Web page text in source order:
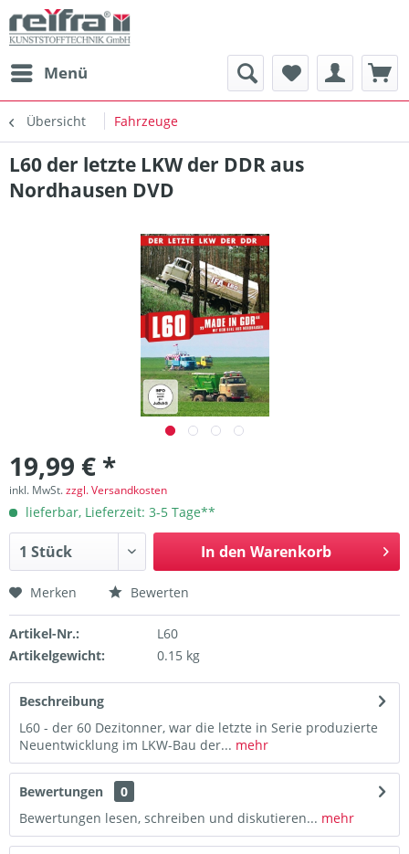
Menü
Übersicht Fahrzeuge
L60 der letzte LKW der DDR aus
Nordhausen DVD
19,99 € *
inkl. MwSt.zzgl. Versandkosten
lieferbar, Lieferzeit: 3-5 Tage**
In den Warenkorb
Merken Bewerten
Artikel-Nr.:
L60
Artikelgewicht:
0.15 kg
Beschreibung
L60 - der 60 Dezitonner, war die letzte in Serie produzierte
Neuentwicklung im LKW-Bau der... mehr
Bewertungen
0
Bewertungen lesen, schreiben und diskutieren... mehr